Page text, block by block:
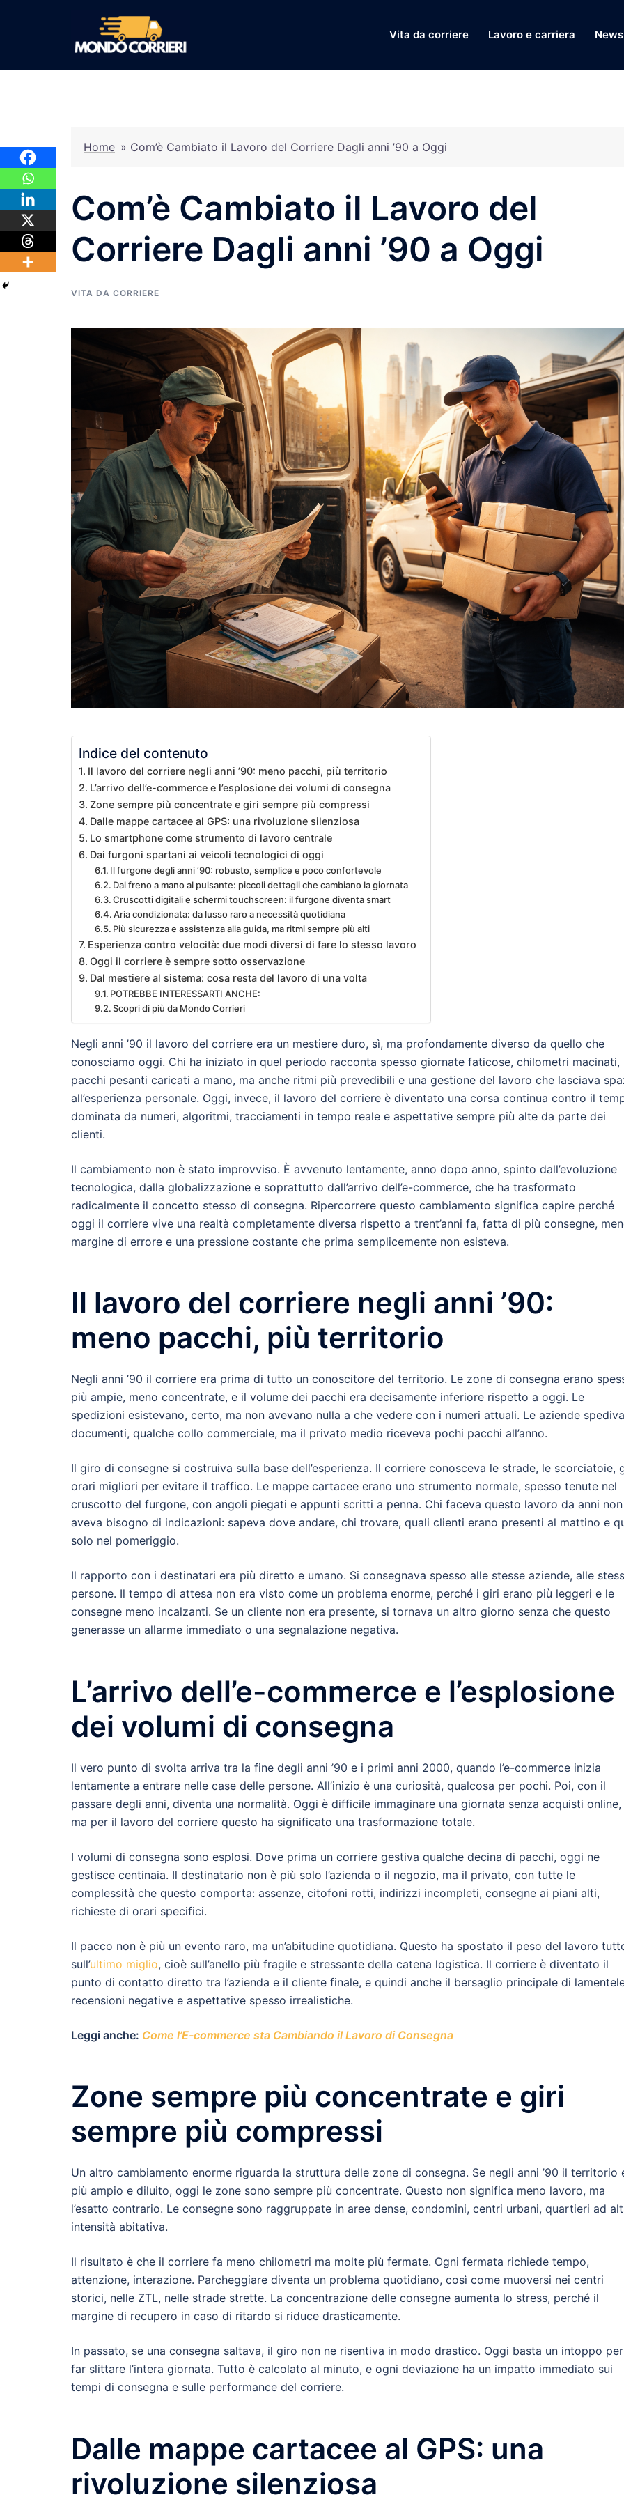
Vita da corriere Lavoro e carriera
Home » Com’è Cambiato il Lavoro del Corriere Dagli anni ’90 a Oggi
Com’è Cambiato il Lavoro del
Corriere Dagli anni ’90 a Oggi
VITA DA CORRIERE
Indice del contenuto
Il lavoro del corriere negli anni ’90: meno pacchi, più territorio
L’arrivo dell’e-commerce e l’esplosione dei volumi di consegna
Zone sempre più concentrate e giri sempre più compressi
Dalle mappe cartacee al GPS: una rivoluzione silenziosa
Lo smartphone come strumento di lavoro centrale
Dai furgoni spartani ai veicoli tecnologici di oggi
Il furgone degli anni ’90: robusto, semplice e poco confortevole
Dal freno a mano al pulsante: piccoli dettagli che cambiano la giornata
Cruscotti digitali e schermi touchscreen: il furgone diventa smart
Aria condizionata: da lusso raro a necessità quotidiana
Più sicurezza e assistenza alla guida, ma ritmi sempre più alti
Esperienza contro velocità: due modi diversi di fare lo stesso lavoro
Oggi il corriere è sempre sotto osservazione
Dal mestiere al sistema: cosa resta del lavoro di una volta
POTREBBE INTERESSARTI ANCHE:
Scopri di più da Mondo Corrieri
Negli anni ’90 il lavoro del corriere era un mestiere duro, sì, ma profondamente diverso da quello che
conosciamo oggi. Chi ha iniziato in quel periodo racconta spesso giornate faticose, chilometri macinati,
pacchi pesanti caricati a mano, ma anche ritmi più prevedibili e una gestione del lavoro che lasciava
all’esperienza personale. Oggi, invece, il lavoro del corriere è diventato una corsa continua contro il
dominata da numeri, algoritmi, tracciamenti in tempo reale e aspettative sempre più alte da parte dei
clienti.
Il cambiamento non è stato improvviso. È avvenuto lentamente, anno dopo anno, spinto dall’evoluzione
tecnologica, dalla globalizzazione e soprattutto dall’arrivo dell’e-commerce, che ha trasformato
radicalmente il concetto stesso di consegna. Ripercorrere questo cambiamento significa capire perché
oggi il corriere vive una realtà completamente diversa rispetto a trent’anni fa, fatta di più consegne,
margine di errore e una pressione costante che prima semplicemente non esisteva.
Il lavoro del corriere negli anni ’90:
meno pacchi, più territorio
Negli anni ’90 il corriere era prima di tutto un conoscitore del territorio. Le zone di consegna erano
più ampie, meno concentrate, e il volume dei pacchi era decisamente inferiore rispetto a oggi. Le
spedizioni esistevano, certo, ma non avevano nulla a che vedere con i numeri attuali. Le aziende
documenti, qualche collo commerciale, ma il privato medio riceveva pochi pacchi all’anno.
Il giro di consegne si costruiva sulla base dell’esperienza. Il corriere conosceva le strade, le scorciatoie,
orari migliori per evitare il traffico. Le mappe cartacee erano uno strumento normale, spesso tenute nel
cruscotto del furgone, con angoli piegati e appunti scritti a penna. Chi faceva questo lavoro da anni non
aveva bisogno di indicazioni: sapeva dove andare, chi trovare, quali clienti erano presenti al mattino e
solo nel pomeriggio.
Il rapporto con i destinatari era più diretto e umano. Si consegnava spesso alle stesse aziende, alle
persone. Il tempo di attesa non era visto come un problema enorme, perché i giri erano più leggeri e le
consegne meno incalzanti. Se un cliente non era presente, si tornava un altro giorno senza che questo
generasse un allarme immediato o una segnalazione negativa.
L’arrivo dell’e-commerce e l’esplosione
dei volumi di consegna
Il vero punto di svolta arriva tra la fine degli anni ’90 e i primi anni 2000, quando l’e-commerce inizia
lentamente a entrare nelle case delle persone. All’inizio è una curiosità, qualcosa per pochi. Poi, con il
passare degli anni, diventa una normalità. Oggi è difficile immaginare una giornata senza acquisti online,
ma per il lavoro del corriere questo ha significato una trasformazione totale.
I volumi di consegna sono esplosi. Dove prima un corriere gestiva qualche decina di pacchi, oggi ne
gestisce centinaia. Il destinatario non è più solo l’azienda o il negozio, ma il privato, con tutte le
complessità che questo comporta: assenze, citofoni rotti, indirizzi incompleti, consegne ai piani alti,
richieste di orari specifici.
Il pacco non è più un evento raro, ma un’abitudine quotidiana. Questo ha spostato il peso del lavoro
sull’ultimo miglio, cioè sull’anello più fragile e stressante della catena logistica. Il corriere è diventato il
punto di contatto diretto tra l’azienda e il cliente finale, e quindi anche il bersaglio principale di
recensioni negative e aspettative spesso irrealistiche.
Leggi anche: Come l’E-commerce sta Cambiando il Lavoro di Consegna
Zone sempre più concentrate e giri
sempre più compressi
Un altro cambiamento enorme riguarda la struttura delle zone di consegna. Se negli anni ’90 il territorio
più ampio e diluito, oggi le zone sono sempre più concentrate. Questo non significa meno lavoro, ma
l’esatto contrario. Le consegne sono raggruppate in aree dense, condomini, centri urbani, quartieri ad
intensità abitativa.
Il risultato è che il corriere fa meno chilometri ma molte più fermate. Ogni fermata richiede tempo,
attenzione, interazione. Parcheggiare diventa un problema quotidiano, così come muoversi nei centri
storici, nelle ZTL, nelle strade strette. La concentrazione delle consegne aumenta lo stress, perché il
margine di recupero in caso di ritardo si riduce drasticamente.
In passato, se una consegna saltava, il giro non ne risentiva in modo drastico. Oggi basta un intoppo per
far slittare l’intera giornata. Tutto è calcolato al minuto, e ogni deviazione ha un impatto immediato sui
tempi di consegna e sulle performance del corriere.
Dalle mappe cartacee al GPS: una
rivoluzione silenziosa